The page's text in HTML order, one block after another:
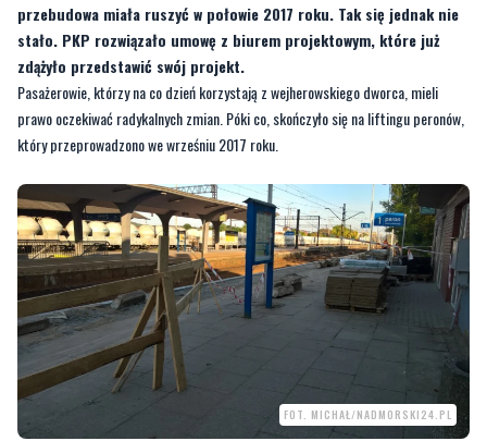
przebudowa miała ruszyć w połowie 2017 roku. Tak się jednak nie
stało. PKP rozwiązało umowę z biurem projektowym, które już
zdążyło przedstawić swój projekt.
Pasażerowie, którzy na co dzień korzystają z wejherowskiego dworca, mieli
prawo oczekiwać radykalnych zmian. Póki co, skończyło się na liftingu peronów,
który przeprowadzono we wrześniu 2017 roku.
FOT. MICHAŁ/NADMORSKI24.PL